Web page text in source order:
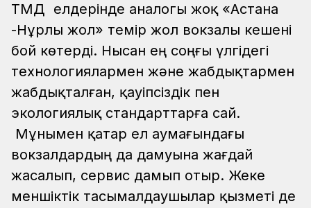
ТМД елдерінде аналогы жоқ «Астана
-Нұрлы жол» темір жол вокзалы кешені
бой көтерді. Нысан ең соңғы үлгідегі
технологиялармен және жабдықтармен
жабдықталған, қауіпсіздік пен
экологиялық стандарттарға сай.
Мұнымен қатар ел аумағындағы
вокзалдардың да дамуына жағдай
жасалып, сервис дамып отыр. Жеке
меншіктік тасымалдаушылар қызметі де